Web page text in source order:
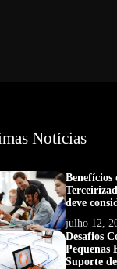
Notícias
deve
julho 12,
Desafios
Pequenas
Suporte